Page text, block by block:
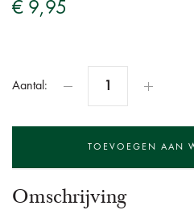
€ 9,95
Aantal:
Omschrijving